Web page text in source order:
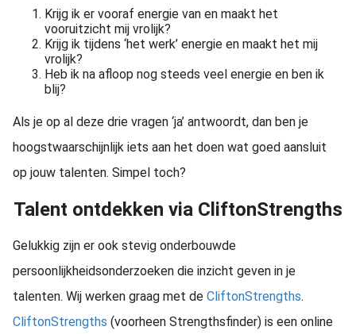
Krijg ik er vooraf energie van en maakt het
vooruitzicht mij vrolijk?
Krijg ik tijdens ‘het werk’ energie en maakt het mij
vrolijk?
Heb ik na afloop nog steeds veel energie en ben ik
blij?
Als je op al deze drie vragen ‘ja’ antwoordt, dan ben je
hoogstwaarschijnlijk iets aan het doen wat goed aansluit
op jouw talenten. Simpel toch?
Talent ontdekken via CliftonStrengths
Gelukkig zijn er ook stevig onderbouwde
persoonlijkheidsonderzoeken die inzicht geven in je
talenten. Wij werken graag met de CliftonStrengths.
CliftonStrengths (voorheen Strengthsfinder) is een online